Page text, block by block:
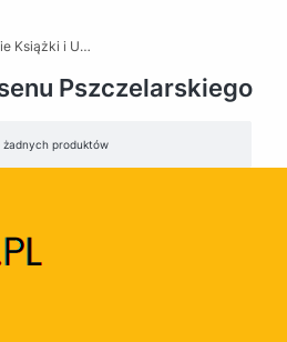
- Pamiątki z Kaszub
Pszczelarskiego
żadnych produktów